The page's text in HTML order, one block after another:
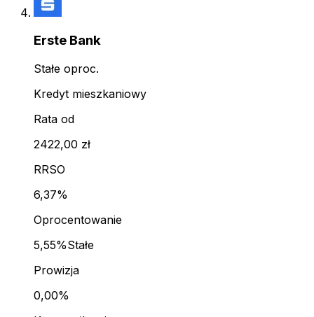
Erste Bank
Stałe oproc.
Kredyt mieszkaniowy
Rata od
2422,00 zł
RRSO
6,37%
Oprocentowanie
5,55%Stałe
Prowizja
0,00%